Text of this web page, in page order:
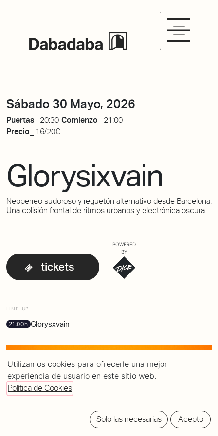
Sábado 30 Mayo, 2026
Puertas_ 20:30 Comienzo_ 21:00
Precio_
16/20€
Glorysixvain
Neoperreo sudoroso y reguetón alternativo desde Barcelona.
Una colisión frontal de ritmos urbanos y electrónica oscura.
tickets
POWERED
BY
LINE-UP
21:00h Glorysxvain
Utilizamos cookies para ofrecerle una mejor
experiencia de usuario en este sitio web.
Política de Cookies
Solo las necesarias Acepto